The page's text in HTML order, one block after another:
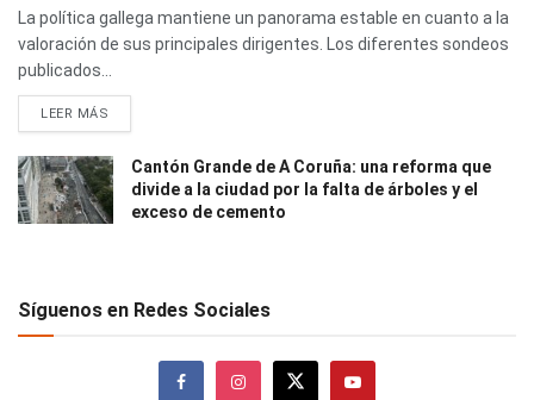
La política gallega mantiene un panorama estable en cuanto a la
valoración de sus principales dirigentes. Los diferentes sondeos
publicados...
LEER MÁS
Cantón Grande de A Coruña: una reforma que
divide a la ciudad por la falta de árboles y el
exceso de cemento
Síguenos en Redes Sociales